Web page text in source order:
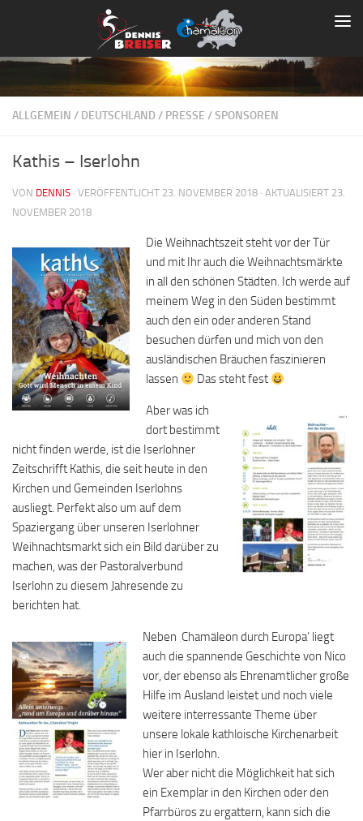
Zum Inhalt springen
ALLGEMEIN / DEUTSCHLAND / PRESSE /SPONSOREN
Kathis – Iserlohn
VON DENNIS · VERÖFFENTLICHT 23. NOVEMBER 2018 · AKTUALISIERT 23.
NOVEMBER 2018
Die Weihnachtszeit steht vor der Tür
und mit Ihr auch die Weihnachtsmärkte
in all den schönen Städten. Ich werde auf
meinem Weg in den Süden bestimmt
auch den ein oder anderen Stand
besuchen dürfen und mich von den
ausländischen Bräuchen faszinieren
lassen
Das steht fest
Aber was ich
dort bestimmt
nicht finden werde, ist die Iserlohner
Zeitschrifft Kathis, die seit heute in den
Kirchen und Gemeinden Iserlohns
ausliegt. Perfekt also um auf dem
Spaziergang über unseren Iserlohner
Weihnachtsmarkt sich ein Bild darüber zu
machen, was der Pastoralverbund
Iserlohn zu diesem Jahresende zu
berichten hat.
Neben ‚Chamäleon durch Europa‘ liegt
auch die spannende Geschichte von Nico
vor, der ebenso als Ehrenamtlicher große
Hilfe im Ausland leistet und noch viele
weitere interressante Theme über
unsere lokale kathloische Kirchenarbeit
hier in Iserlohn.
Wer aber nicht die Möglichkeit hat sich
ein Exemplar in den Kirchen oder den
Pfarrbüros zu ergattern, kann sich die